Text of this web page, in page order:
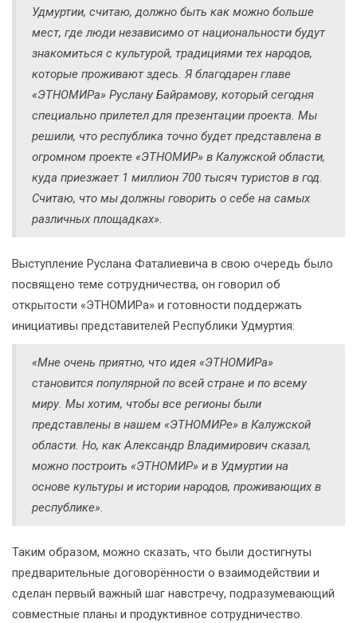
Удмуртии, считаю, должно быть как можно больше
мест, где люди независимо от национальности будут
знакомиться с культурой, традициями тех народов,
которые проживают здесь. Я благодарен главе
«ЭТНОМИРа» Руслану Байрамову, который сегодня
специально прилетел для презентации проекта. Мы
решили, что республика точно будет представлена в
огромном проекте «ЭТНОМИР» в Калужской области,
куда приезжает 1 миллион 700 тысяч туристов в год.
Считаю, что мы должны говорить о себе на самых
различных площадках».
Выступление Руслана Фаталиевича в свою очередь было
посвящено теме сотрудничества, он говорил об
открытости «ЭТНОМИРа» и готовности поддержать
инициативы представителей Республики Удмуртия:
«Мне очень приятно, что идея «ЭТНОМИРа»
становится популярной по всей стране и по всему
миру. Мы хотим, чтобы все регионы были
представлены в нашем «ЭТНОМИРе» в Калужской
области. Но, как Александр Владимирович сказал,
можно построить «ЭТНОМИР» и в Удмуртии на
основе культуры и истории народов, проживающих в
республике».
Таким образом, можно сказать, что были достигнуты
предварительные договорённости о взаимодействии и
сделан первый важный шаг навстречу, подразумевающий
совместные планы и продуктивное сотрудничество.